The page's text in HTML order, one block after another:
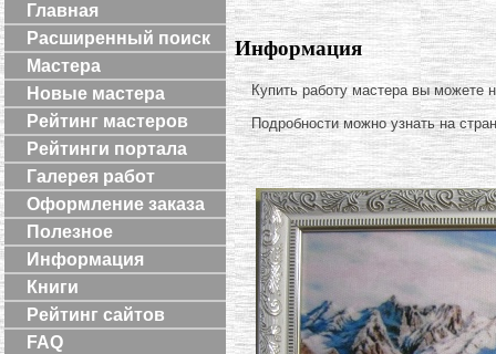
Главная
Расширенный поиск
Мастера
Новые мастера
Рейтинг мастеров
Рейтинги портала
Галерея работ
Оформление заказа
Полезное
Информация
Книги
Рейтинг сайтов
FAQ
Информация
Купить работу мастера вы можете
Подробности можно узнать на